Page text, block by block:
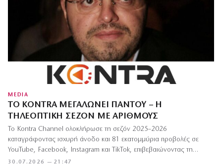
MEDIA
ΤΟ KONTRA ΜΕΓΑΛΏΝΕΙ ΠΑΝΤΟΎ – Η
ΤΗΛΕΟΠΤΙΚΉ ΣΕΖΌΝ ΜΕ ΑΡΙΘΜΟΎΣ
30.07.2026 — 21:47
Το Kontra Channel ολοκλήρωσε τη σεζόν 2025–2026
καταγράφοντας ισχυρή άνοδο και 81 εκατομμύρια προβολές σε
YouTube, Facebook, Instagram και TikTok, επιβεβαιώνοντας τη…